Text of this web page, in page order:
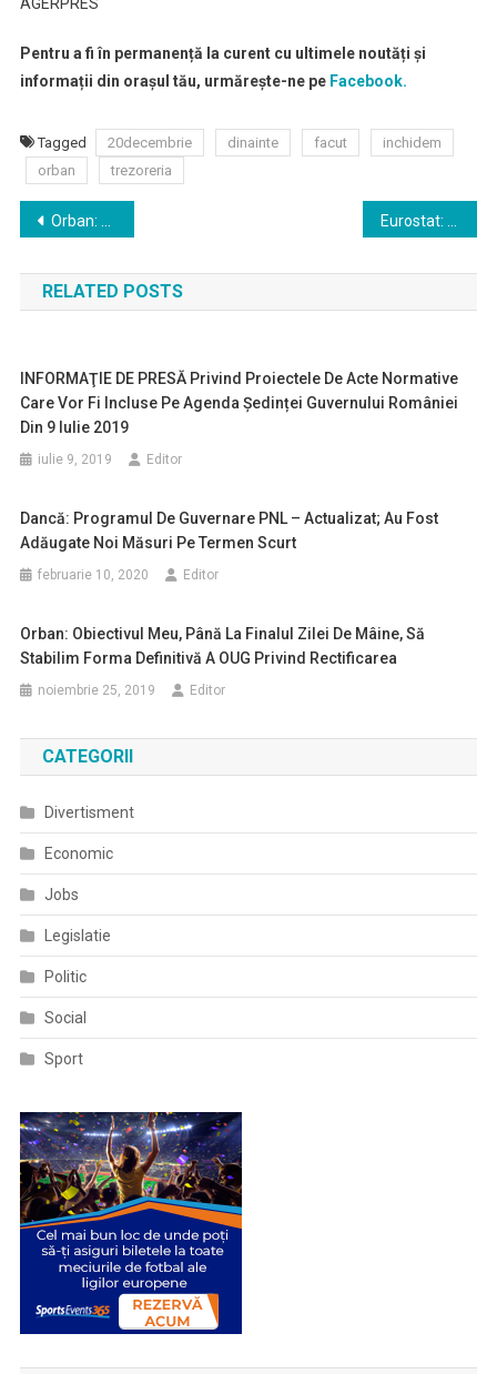
Pentru a fi în permanență la curent cu ultimele noutăți și
informații din orașul tău, urmărește-ne peFacebook.
Tagged 20decembrie dinainte facut
inchidem
orban
trezoreria
Navigare
în
articole
Orban: Am luat decizia de a plăti suma pentru care există titlu executoriu în cazul ROMATSA
RELATED POSTS
INFORMAŢIE DE PRESĂ Privind Proiectele De Acte Normative
Care Vor Fi Incluse Pe Agenda Ședinței Guvernului României
Din 9 Iulie 2019
iulie 9, 2019 Editor
Dancă: Programul De Guvernare PNL – Actualizat; Au Fost
Adăugate Noi Măsuri Pe Termen Scurt
februarie 10, 2020 Editor
Orban: Obiectivul Meu, Până La Finalul Zilei De Mâine, Să
Stabilim Forma Definitivă A OUG Privind Rectificarea
noiembrie 25, 2019 Editor
CATEGORII
Divertisment
Economic
Jobs
Legislatie
Politic
Social
Sport